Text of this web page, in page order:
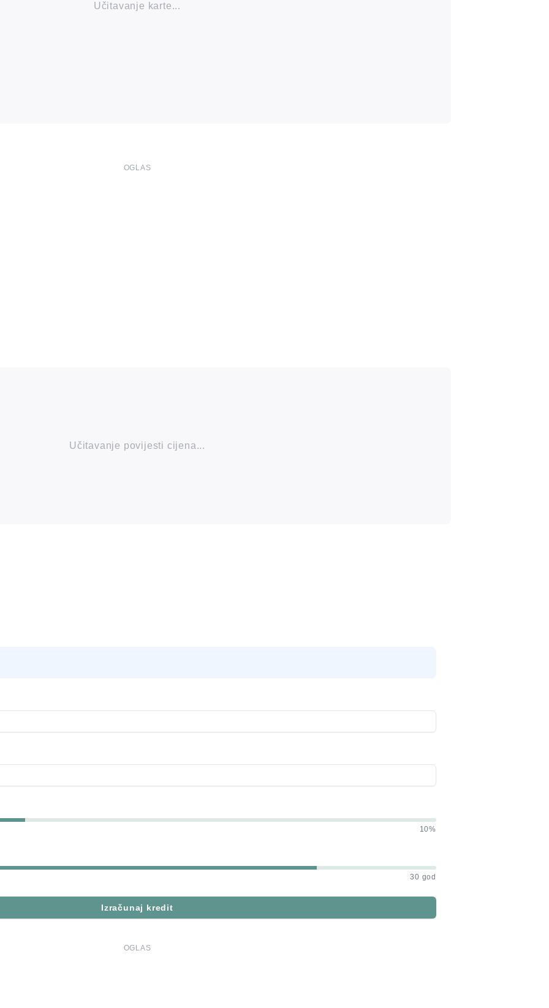
Učitavanje karte...
OGLAS
Učitavanje povijesti cijena...
10%
30 god
Izračunaj kredit
OGLAS